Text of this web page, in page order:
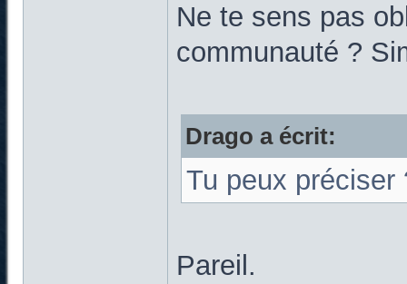
Ne te sens pas
communauté ?
Drago a écrit:
Tu peux
Pareil.